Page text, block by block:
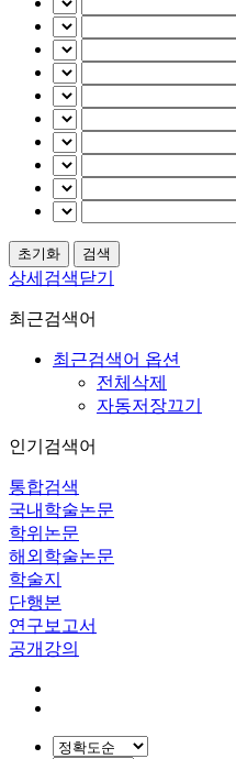
상세검색닫기
최근검색어
최근검색어 옵션
전체삭제
자동저장끄기
인기검색어
통합검색
국내학술논문
학위논문
해외학술논문
학술지
단행본
연구보고서
공개강의